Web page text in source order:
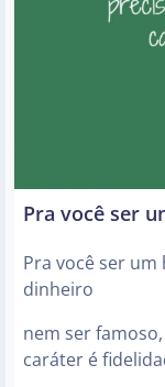
Pra você ser
Pra você ser
dinheiro
nem ser
caráter é